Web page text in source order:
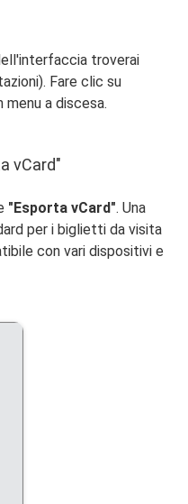
troverai
Fare clic su
menu a discesa.
vCard"
"Esporta vCard". Una
per i biglietti da visita
con vari dispositivi e